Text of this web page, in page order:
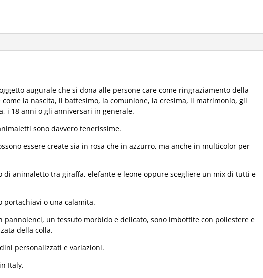
augurale che si dona alle persone care come ringraziamento della
la nascita, il battesimo, la comunione, la cresima, il matrimonio, gli
i 18 anni o gli anniversari in generale.
sono davvero tenerissime.
essere create sia in rosa che in azzurro, ma anche in multicolor per
di animaletto tra giraffa, elefante e leone oppure scegliere un mix di tutti e
portachiavi o una calamita.
pannolenci, un tessuto morbido e delicato, sono imbottite con poliestere e
della colla.
personalizzati e variazioni.
Italy.